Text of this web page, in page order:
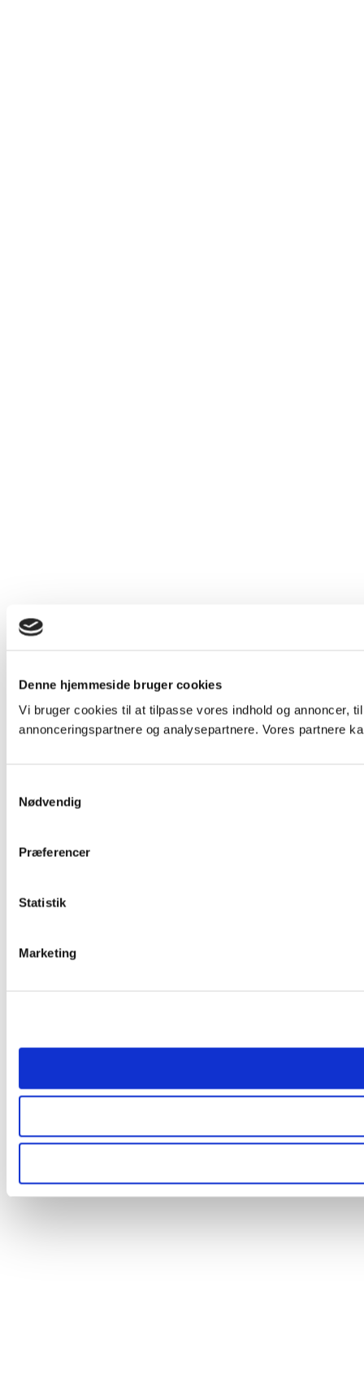
Denne hjemmeside bruger cookies
Vi bruger cookies til at tilpasse vores indhold og annoncer,
annonceringspartnere og analysepartnere. Vores partnere
Nødvendig
Præferencer
Statistik
Marketing